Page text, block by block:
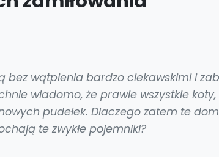
bez wątpienia bardzo ciekawskimi i
wiadomo, że prawie wszystkie
pudełek. Dlaczego zatem te
te zwykłe pojemniki?